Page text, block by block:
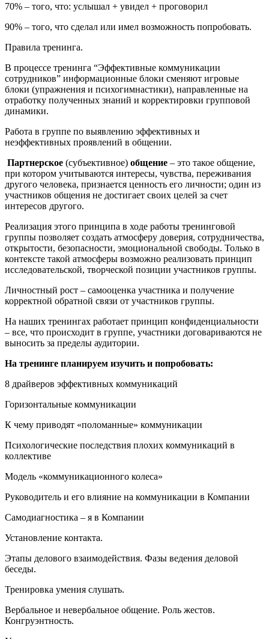
70% – того, что: услышал + увидел + проговорил
90% – того, что сделал или имел возможность попробовать.
Правила тренинга.
В процессе тренинга “Эффективные коммуникации
сотрудников” информационные блоки сменяют игровые
блоки (упражнения и психогимнастики), направленные на
отработку полученных знаний и корректировки групповой
динамики.
Работа в группе по выявлению эффективных и
неэффективных проявлений в общении.
Партнерское (субъективное) общение – это такое общение,
при котором учитываются интересы, чувства, переживания
другого человека, признается ценность его личности; один из
участников общения не достигает своих целей за счет
интересов другого.
Реализация этого принципа в ходе работы тренинговой
группы позволяет создать атмосферу доверия, сотрудничества,
открытости, безопасности, эмоциональной свободы. Только в
контексте такой атмосферы возможно реализовать принцип
исследовательской, творческой позиции участников группы.
Личностный рост – самооценка участника и получение
корректной обратной связи от участников группы.
На наших тренингах работает принцип конфиденциальности
– все, что происходит в группе, участники договариваются не
выносить за пределы аудитории.
На тренинге планируем изучить и попробовать:
8 драйверов эффективных коммуникаций
Горизонтальные коммуникации
К чему приводят «поломанные» коммуникации
Психологические последствия плохих коммуникаций в
коллективе
Модель «коммуникационного колеса»
Руководитель и его влияние на коммуникации в Компании
Самодиагностика – я в Компании
Установление контакта.
Этапы делового взаимодействия. Фазы ведения деловой
беседы.
Тренировка умения слушать.
Вербальное и невербальное общение. Роль жестов.
Конгруэнтность.